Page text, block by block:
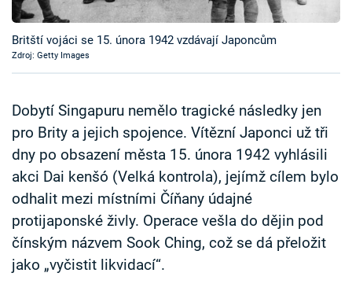
Přihlášení
Britští vojáci se 15. února 1942 vzdávají Japoncům
Zdroj: Getty Images
Dobytí Singapuru nemělo tragické následky jen
pro Brity a jejich spojence. Vítězní Japonci už tři
dny po obsazení města 15. února 1942 vyhlásili
akci Dai kenšó (Velká kontrola), jejímž cílem bylo
odhalit mezi místními Číňany údajné
protijaponské živly. Operace vešla do dějin pod
čínským názvem Sook Ching, což se dá přeložit
jako „vyčistit likvidací“.